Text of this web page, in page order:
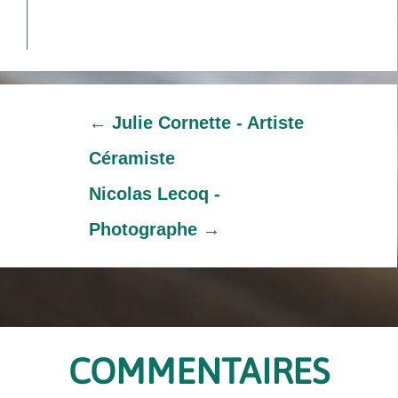
← Julie Cornette - Artiste
Céramiste
Nicolas Lecoq -
Photographe →
COMMENTAIRES